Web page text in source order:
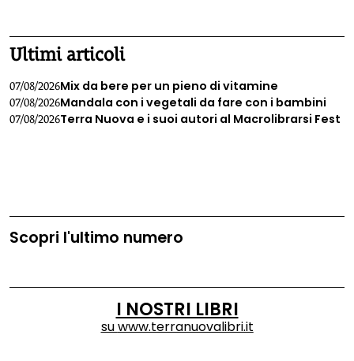
Ultimi articoli
07/08/2026Mix da bere per un pieno di vitamine
07/08/2026Mandala con i vegetali da fare con i bambini
07/08/2026Terra Nuova e i suoi autori al Macrolibrarsi Fest
Scopri l'ultimo numero
I NOSTRI LIBRI
suwww.terranuovalibri.it